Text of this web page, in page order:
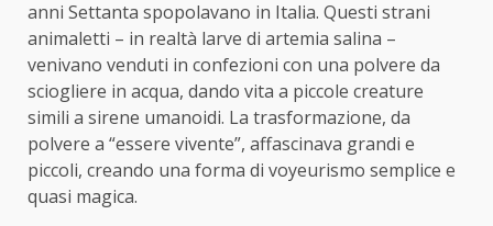
anni Settanta spopolavano in Italia. Questi strani
animaletti – in realtà larve di artemia salina –
venivano venduti in confezioni con una polvere da
sciogliere in acqua, dando vita a piccole creature
simili a sirene umanoidi. La trasformazione, da
polvere a “essere vivente”, affascinava grandi e
piccoli, creando una forma di voyeurismo semplice e
quasi magica.